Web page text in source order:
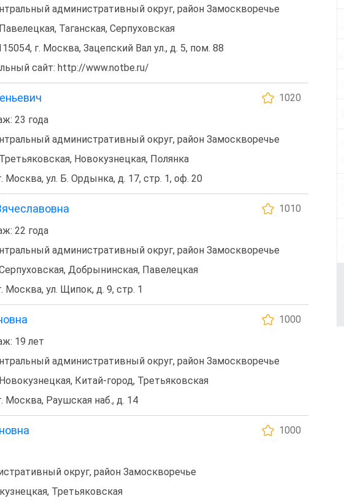
административный округ, район Замоскворечье
Таганская, Серпуховская
г. Москва, Зацепский Вал ул., д. 5, пом. 88
сайт: http://www.notbe.ru/
1020
23 года
административный округ, район Замоскворечье
Новокузнецкая, Полянка
Москва, ул. Б. Ордынка, д. 17, стр. 1, оф. 20
1010
22 года
административный округ, район Замоскворечье
Добрынинская, Павелецкая
Москва, ул. Щипок, д. 9, стр. 1
1000
19 лет
административный округ, район Замоскворечье
Китай-город, Третьяковская
Москва, Раушская наб., д. 14
1000
округ, район Замоскворечье
Третьяковская